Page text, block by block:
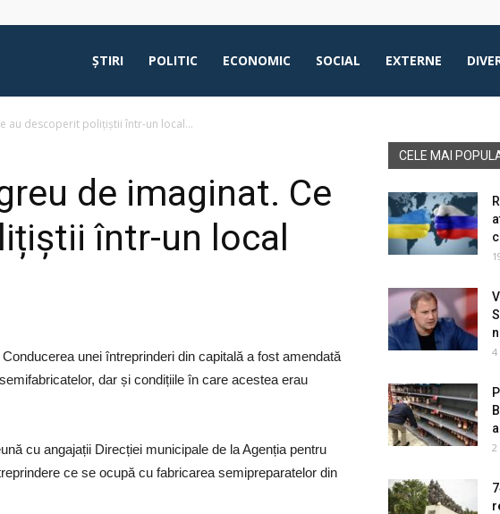
ŞTIRI POLITIC ECONOMIC SOCIAL EXTERNE
au descoperit polițiștii într-un local...
de imaginat. Ce
într-un local
unei întreprinderi din capitală a fost amendată
dar și condițiile în care acestea erau
cu angajații Direcției municipale de la Agenția pentru
ce se ocupă cu fabricarea semipreparatelor din
CELE MAI
4
2